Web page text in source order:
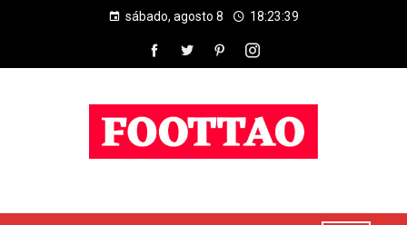
sábado, agosto 8 18:23:40